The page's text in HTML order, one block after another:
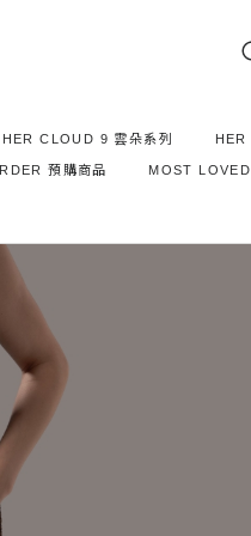
HER CLOUD 9 雲朵系列 HER
預購商品 MOST